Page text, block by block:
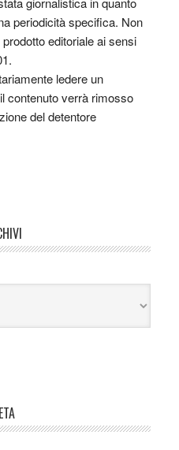
periodicità specifica. Non
editoriale ai sensi
ledere un
contenuto verrà rimosso
del detentore